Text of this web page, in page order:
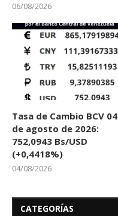
06/08/2026
Tasa de Cambio BCV 04
de agosto de 2026:
752,0943 Bs/USD
(+0,4418%)
04/08/2026
CATEGORÍAS